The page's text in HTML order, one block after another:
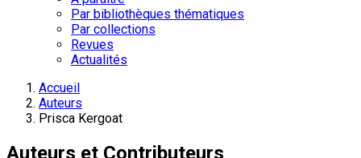
Par bibliothèques thématiques
Par collections
Revues
Actualités
Accueil
Auteurs
Prisca Kergoat
Auteurs et Contributeurs